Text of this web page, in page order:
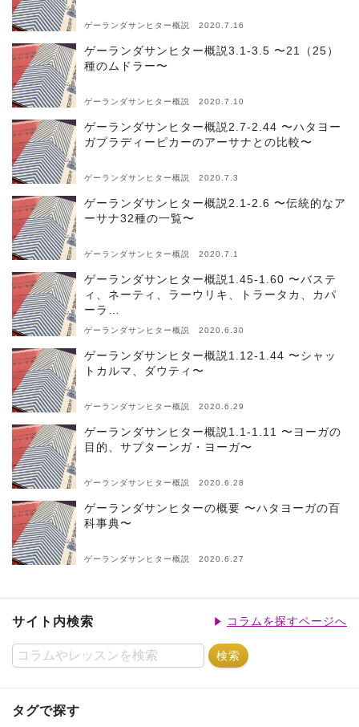
ゲーランダサンヒター概説 2020.7.16
ゲーランダサンヒター概説3.1-3.5 〜21（25）
種のムドラー〜
ゲーランダサンヒター概説 2020.7.10
ゲーランダサンヒター概説2.7-2.44 〜ハタヨー
ガプラディーピカーのアーサナとの比較〜
ゲーランダサンヒター概説 2020.7.3
ゲーランダサンヒター概説2.1-2.6 〜伝統的なア
ーサナ32種の一覧〜
ゲーランダサンヒター概説 2020.7.1
ゲーランダサンヒター概説1.45-1.60 〜バステ
ィ、ネーティ、ラーウリキ、トラータカ、カパ
ーラ…
ゲーランダサンヒター概説 2020.6.30
ゲーランダサンヒター概説1.12-1.44 〜シャッ
トカルマ、ダウティ〜
ゲーランダサンヒター概説 2020.6.29
ゲーランダサンヒター概説1.1-1.11 〜ヨーガの
目的、サプターンガ・ヨーガ〜
ゲーランダサンヒター概説 2020.6.28
ゲーランダサンヒターの概要 〜ハタヨーガの百
科事典〜
ゲーランダサンヒター概説 2020.6.27
サイト内検索 コラムを探すページへ
タグで探す